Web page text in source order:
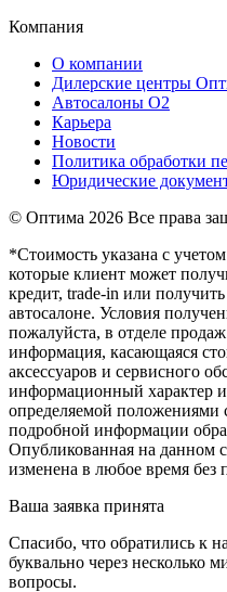
Компания
О компании
Дилерские центры
Автосалоны О2
Карьера
Новости
Политика обработки
Юридические
© Оптима 2026 Все права
*Стоимость указана с
которые клиент может
кредит, trade-in или
автосалоне. Условия
пожалуйста, в отделе
информация, касающаяся
аксессуаров и сервисного
информационный характер
определяемой
подробной информации
Опубликованная на данном
изменена в любое время без
Ваша заявка принята
Спасибо, что обратились к
буквально через несколько
вопросы.